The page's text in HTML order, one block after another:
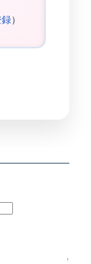
）
↑